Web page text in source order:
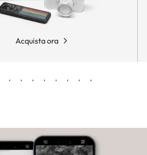
Acquista ora